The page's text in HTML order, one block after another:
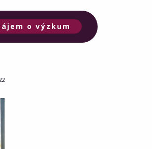
o výzkum